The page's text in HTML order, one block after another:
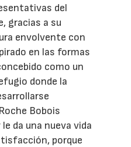
del
gracias a su
envolvente con
en las formas
como un
donde la
Bobois
da una nueva vida
porque